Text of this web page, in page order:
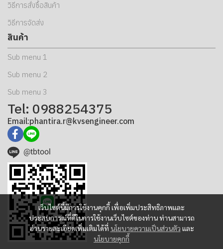
เว็บไซต์นี้มีการใช้งานคุกกี้ เพื่อเพิ่มประสิทธิภาพและ
ประสบการณ์ที่ดีในการใช้งานเว็บไซต์ของท่าน ท่านสามารถ
อ่านรายละเอียดเพิ่มเติมได้ที่ นโยบายความเป็นส่วนตัว และ
นโยบายคุกกี้
วิธีการสั่งซื้อสินค้า
วิธีการจัดส่ง
สินค้า
Sub menu 1
Sub menu 2
Sub menu 3
Tel: 0988254375
Email:phantira.r@kvsengineer.com
@tbtool